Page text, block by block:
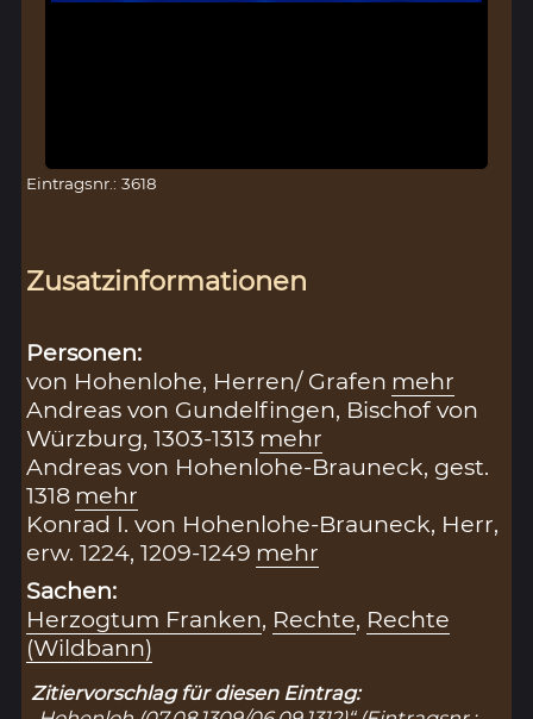
Eintragsnr.: 3618
Zusatzinformationen
Personen:
von Hohenlohe, Herren/ Grafen mehr
Andreas von Gundelfingen, Bischof von
Würzburg, 1303-1313 mehr
Andreas von Hohenlohe-Brauneck, gest.
1318 mehr
Konrad I. von Hohenlohe-Brauneck, Herr,
erw. 1224, 1209-1249 mehr
Sachen:
Herzogtum Franken, Rechte, Rechte
(Wildbann)
Zitiervorschlag für diesen Eintrag: